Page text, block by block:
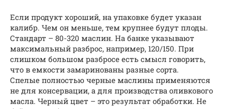
Если продукт хороший, на упаковке будет указан
калибр. Чем он меньше, тем крупнее будут плоды.
Стандарт – 80-320 маслин. На банке указывают
максимальный разброс, например, 120/150. При
слишком большом разбросе есть смысл говорить,
что в емкости замаринованы разные сорта.
Спелые полностью черные маслины применяются
не для консервации, а для производства оливкового
масла. Черный цвет – это результат обработки. Не